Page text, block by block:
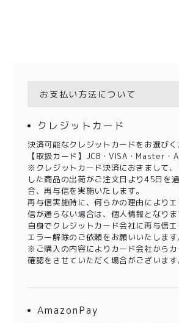
お支払い方法について
クレジットカード
決済可能なクレジットカードをお選びく
【取扱カード】JCB・VISA・Master・
※クレジットカード決済におきまして
した商品の出荷がご注文日より45日を
合、再与信を実施いたします。
再与信実施時に、何らかの理由により
信が通らない場合は、個人情報となり
自身でクレジットカード会社に再与信
エラー解除のご依頼をお願いいたします
※ご購入の内容によりカード会社から
確認をさせていただく場合がございます
AmazonPay